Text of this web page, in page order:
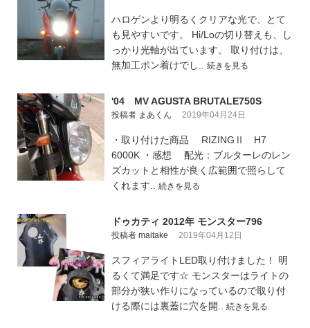
ハロゲンより明るくクリアな光で、とて
も見やすいです。 Hi/Loの切り替えも、し
っかり光軸が出ています。 取り付けは、
無加工ポン着けでし.. 続きを見る
'04 MV AGUSTA BRUTALE750S
投稿者 まあくん 2019年04月24日
・取り付けた商品 RIZINGⅡ H7
6000K ・感想 配光：ブルターレのレン
ズカットと相性が良く広範囲で照らして
くれます.. 続きを見る
ドゥカティ 2012年 モンスター796
投稿者 maitake 2019年04月12日
スフィアライトLED取り付けました！ 明
るくて満足です☆ モンスターはライトの
部分が狭い作りになっているので取り付
ける際には裏蓋に穴を開.. 続きを見る